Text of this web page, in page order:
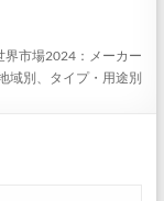
界市場2024：メーカー
域別、タイプ・用途別